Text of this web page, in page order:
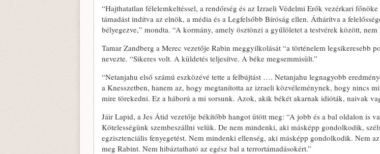
“Hajthatatlan félelemkeltéssel, a rendőrség és az Izraeli Védelmi Erők vezérkari főnöke
támadást indítva az elnök, a média és a Legfelsőbb Bíróság ellen. Áthárítva a
bélyegezve,” mondta. “A kormány, amely ösztönzi a gyűlöletet a testvérek között, nem
Tamar Zandberg a Merec vezetője Rabin meggyilkolását “a történelem legsikeresebb
nevezte. “Sikeres volt. A küldetés teljesítve. A béke megsemmisült.”
“Netanjahu első számú eszközévé tette a felbújtást …. Netanjahu legnagyobb
a Knesszetben, hanem az, hogy megtanította az izraeli közvéleménynek, hogy nincs
mire törekedni. Ez a háború a mi sorsunk. Azok, akik békét akarnak idióták, naivak
Jáir Lapid, a Jes Átid vezetője békítőbb hangot ütött meg: “A jobb és a bal oldalon is
Kötelességünk szembeszállni velük. De nem mindenki, aki másképp gondolkodik,
egzisztenciális fenyegetést. Nem mindenki ellenség, aki másképp gondolkodik. Nem
meg Rabint. Nem hibáztatható az egész bal a terrortámadásokért.”